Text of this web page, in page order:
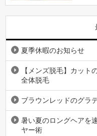
夏季休暇のお知らせ
【メンズ脱毛】カット
全体脱毛
ブラウンレッドのグラ
暑い夏のロングヘアを
ヤー術